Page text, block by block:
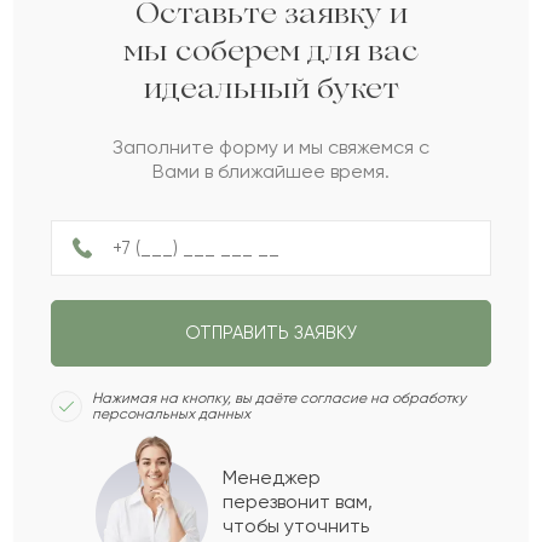
2022-07-02
Дин
2022-06-05
Мелисса
Лябиба
Д Досалы
Айдария
Показать еще
Оставьте заявку и
мы соберем для вас
идеальный букет
Заполните форму и мы свяжемся с
Вами в ближайшее время.
ОТПРАВИТЬ ЗАЯВКУ
Нажимая на кнопку, вы даёте согласие на обработку
персональных данных
Менеджер
перезвонит вам,
чтобы уточнить